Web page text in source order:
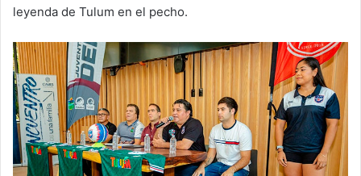
leyenda de Tulum en el pecho.